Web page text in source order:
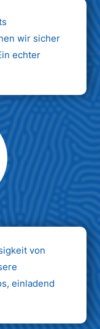
wir sicher
echter
von
einladend